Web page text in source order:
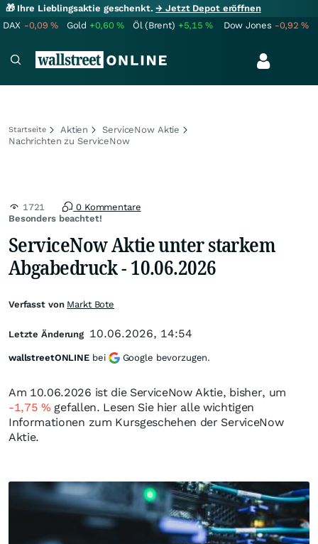
🎁 Ihre Lieblingsaktie geschenkt.→ Jetzt Depot eröffnen
DAX -0,09% Gold +0,60% Öl (Brent) +5,15% Dow Jones -0,92%
Startseite Aktien
ServiceNow Aktie
Nachrichten zu ServiceNow
Besonders beachtet!
1721 0 Kommentare
ServiceNow Aktie unter starkem
Abgabedruck - 10.06.2026
Am 10.06.2026 ist die ServiceNow Aktie, bisher, um
-1,75% gefallen. Lesen Sie hier alle wichtigen
Informationen zum Kursgeschehen der ServiceNow
Aktie.
Verfasst von Markt Bote
Letzte Änderung 10.06.2026, 14:54
wallstreetONLINE bei Google bevorzugen.